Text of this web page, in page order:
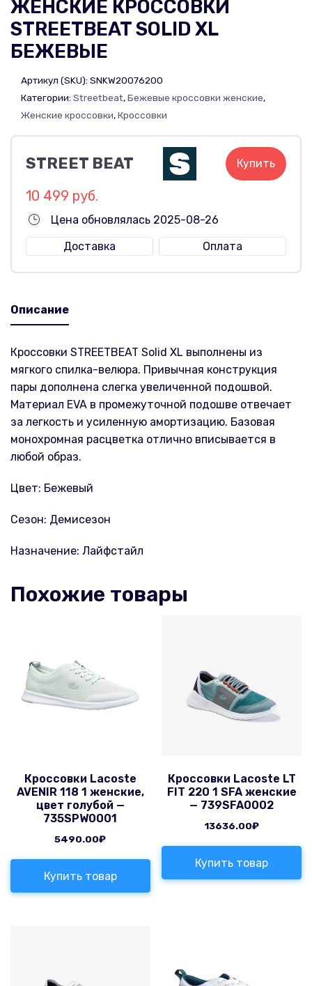
ЖЕНСКИЕ КРОССОВКИ
STREETBEAT SOLID XL
БЕЖЕВЫЕ
Артикул (SKU): SNKW20076200
Категории: Streetbeat,Бежевые кроссовки женские,
Женские кроссовки,Кроссовки
STREET BEAT Купить
10 499 руб.
Цена обновлялась 2025-08-26
Доставка
Оплата
Описание
Кроссовки STREETBEAT Solid XL выполнены из
мягкого спилка-велюра. Привычная конструкция
пары дополнена слегка увеличенной подошвой.
Материал EVA в промежуточной подошве отвечает
за легкость и усиленную амортизацию. Базовая
монохромная расцветка отлично вписывается в
любой образ.
Цвет: Бежевый
Сезон: Демисезон
Назначение: Лайфстайл
Похожие товары
Кроссовки Lacoste
AVENIR 118 1 женские,
цвет голубой —
735SPW0001
5490.00₽
Купить товар
Кроссовки Lacoste LT
FIT 220 1 SFA женские
— 739SFA0002
13636.00₽
Купить товар